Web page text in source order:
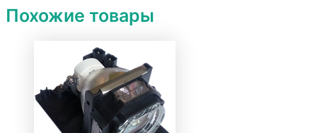
Похожие товары